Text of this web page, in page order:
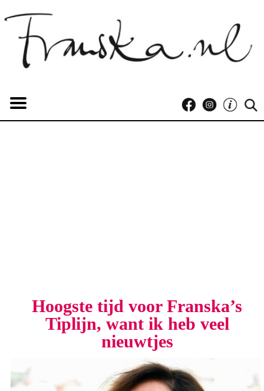
Hoogste tijd voor Franska’s
Tiplijn, want ik heb veel
nieuwtjes